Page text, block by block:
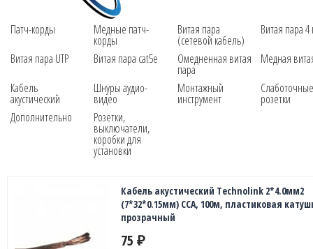
Патч-корды Медные патч-
корды
Витая пара
(сетевой кабель)
Витая пара
Витая пара UTP
Витая пара cat5e Омедненная витая
пара
Медная
Кабель
акустический
Шнуры аудио-
видео
Монтажный
инструмент
Слаботочные
розетки
Дополнительно
Розетки,
выключатели,
коробки для
установки
Кабель акустический Technolink 2*4.0мм2
(7*32*0.15мм) CCA, 100м, пластиковая
прозрачный
75 ₽